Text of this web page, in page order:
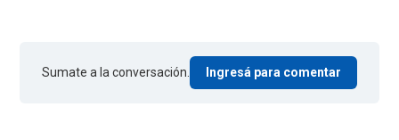
Sumate a la conversación. Ingresá para comentar